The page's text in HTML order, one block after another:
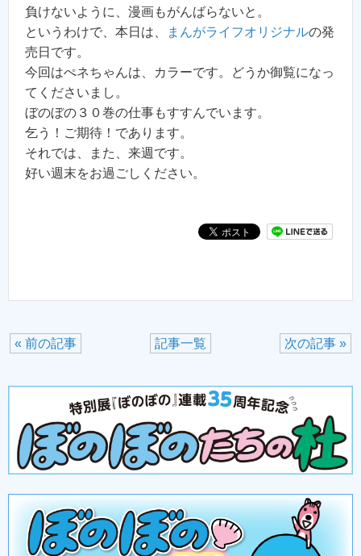
負けないように、漫画もがんばらないと。
というわけで、本日は、
まんがライフオリジナルの発
売日です。
今回はぺネちゃんは、カラーです。どうか御覧になっ
てくださいまし。
ぼのぼの３０巻の仕事もすすんでいます。
乞う！ご期待！であります。
それでは、また、来週です。
好い週末をお過ごしください。
次の記事 »
記事一覧
« 前の記事